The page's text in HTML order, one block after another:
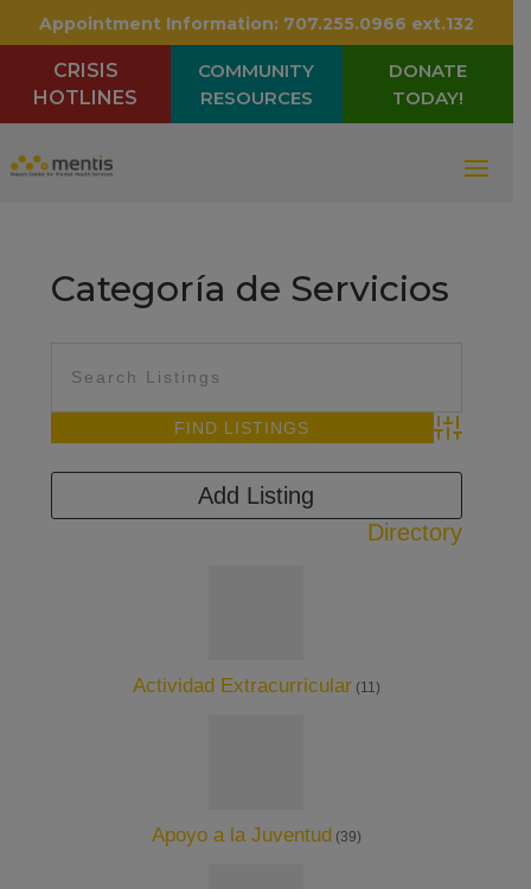
Appointment Information: 707.255.0966 ext.132
CRISIS
HOTLINES
COMMUNITY
RESOURCES
DONATE
TODAY!
Categoría de Servicios
Advanced
Directory
Add Listing
Actividad Extracurricular(11)
Apoyo a la Juventud (39)